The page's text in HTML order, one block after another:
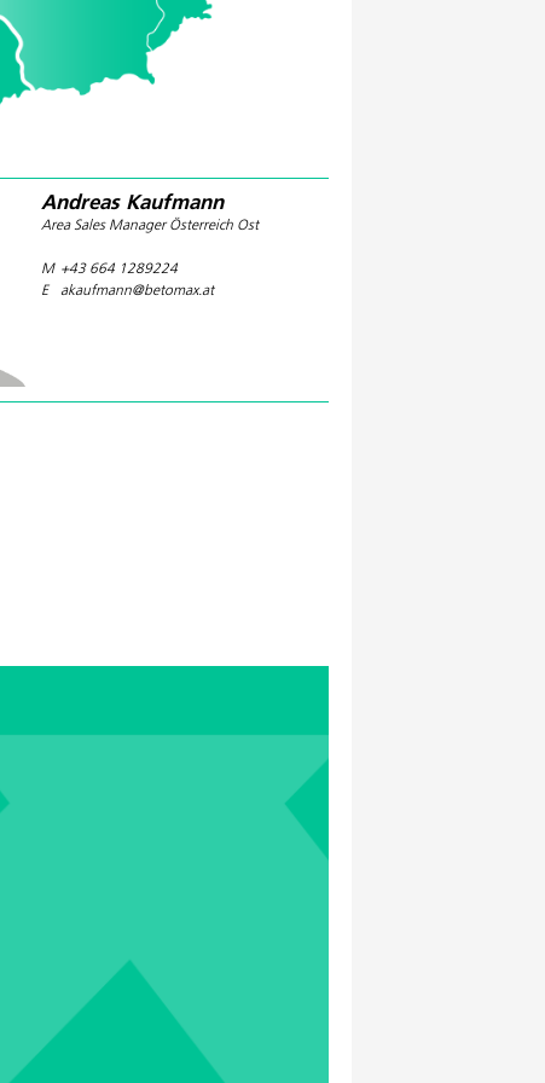
Andreas Kaufmann
Area Sales Manager Österreich Ost
M +43 664 1289224
E
akaufmann@betomax.at